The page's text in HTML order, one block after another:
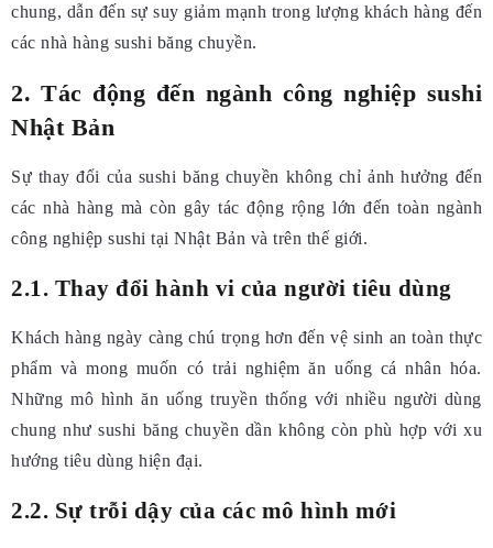
chung, dẫn đến sự suy giảm mạnh trong lượng khách hàng đến
các nhà hàng sushi băng chuyền.
2. Tác động đến ngành công nghiệp sushi
Nhật Bản
Sự thay đổi của sushi băng chuyền không chỉ ảnh hưởng đến
các nhà hàng mà còn gây tác động rộng lớn đến toàn ngành
công nghiệp sushi tại Nhật Bản và trên thế giới.
2.1. Thay đổi hành vi của người tiêu dùng
Khách hàng ngày càng chú trọng hơn đến vệ sinh an toàn thực
phẩm và mong muốn có trải nghiệm ăn uống cá nhân hóa.
Những mô hình ăn uống truyền thống với nhiều người dùng
chung như sushi băng chuyền dần không còn phù hợp với xu
hướng tiêu dùng hiện đại.
2.2. Sự trỗi dậy của các mô hình mới